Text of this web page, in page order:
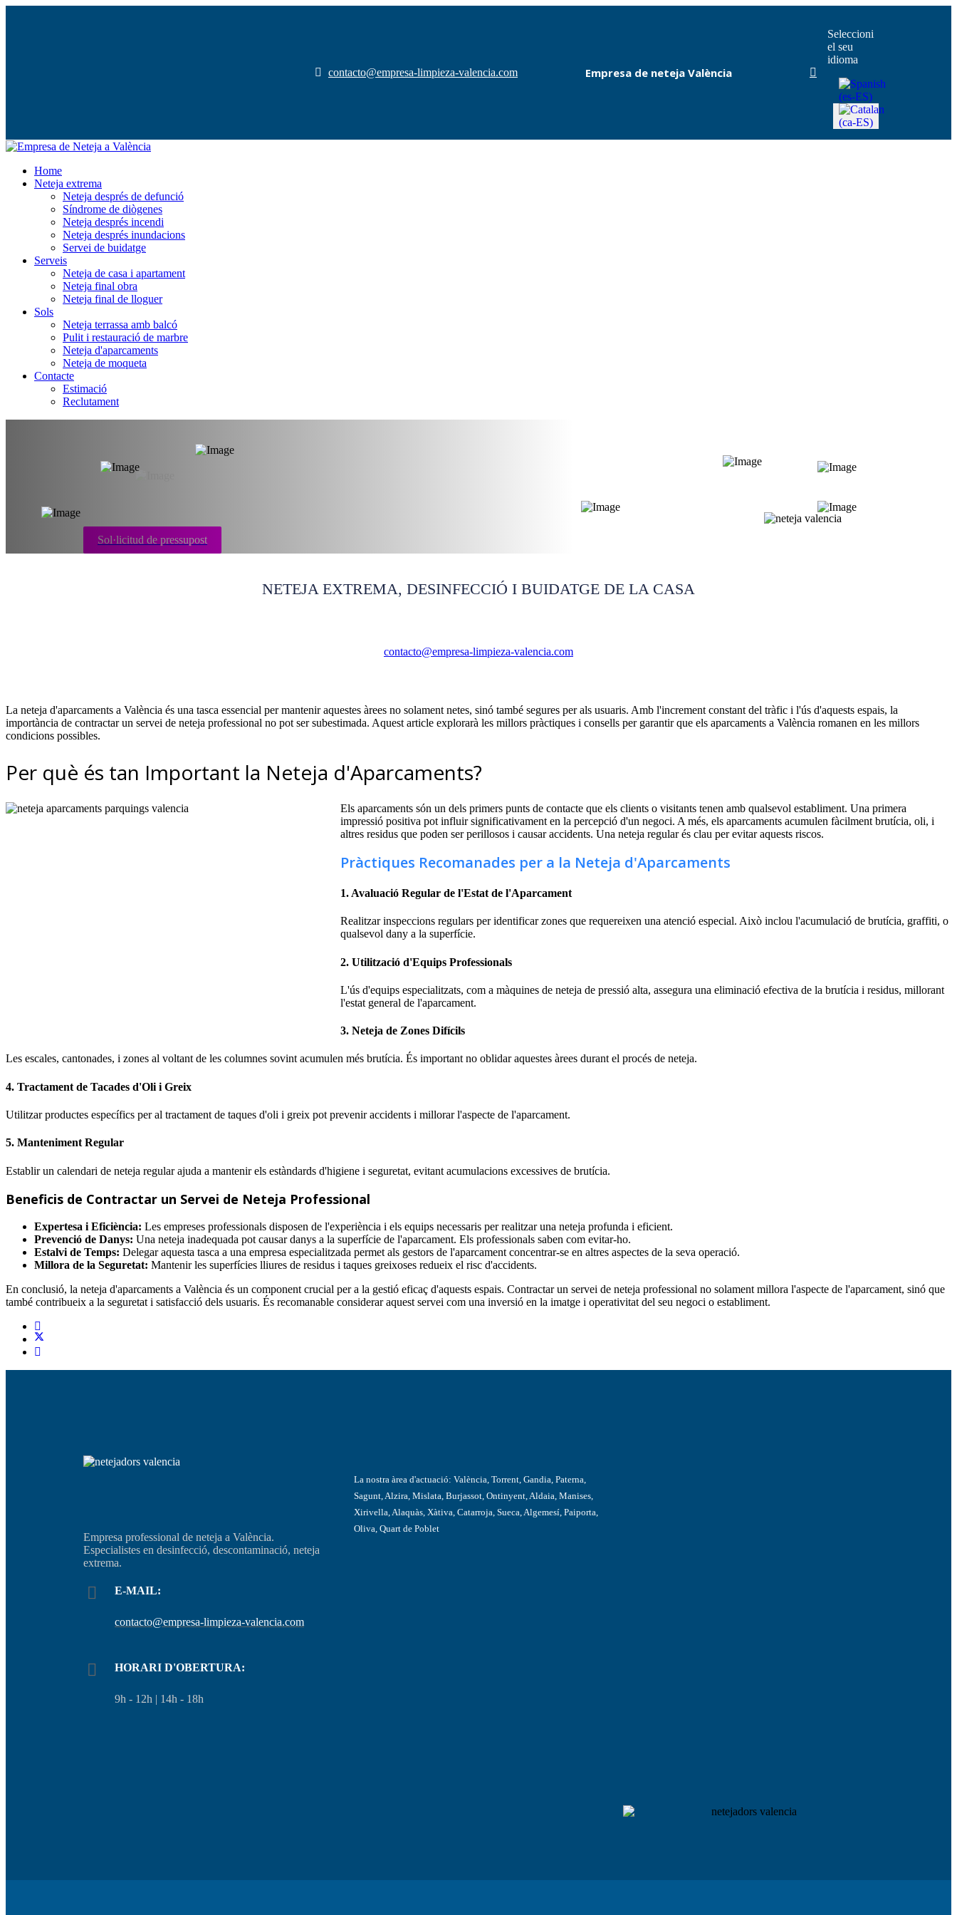
contacto@empresa-limpieza-valencia.com Empresa de neteja València
Seleccioni
el seu
idioma
Home
Neteja extrema
Neteja després de defunció
Síndrome de diògenes
Neteja després incendi
Neteja després inundacions
Servei de buidatge
Serveis
Neteja de casa i apartament
Neteja final obra
Neteja final de lloguer
Sols
Neteja terrassa amb balcó
Pulit i restauració de marbre
Neteja d'aparcaments
Neteja de moqueta
Contacte
Estimació
Reclutament
Neteja d'aparcaments València
Sol·licitud de pressupost
NETEJA EXTREMA, DESINFECCIÓ I BUIDATGE DE LA CASA
contacto@empresa-limpieza-valencia.com
La neteja d'aparcaments a València és una tasca essencial per mantenir aquestes àrees no solament netes, sinó també segures per als usuaris. Amb l'increment constant del tràfic i l'ús d'aquests espais, la
importància de contractar un servei de neteja professional no pot ser subestimada. Aquest article explorarà les millors pràctiques i consells per garantir que els aparcaments a València romanen en les millors
condicions possibles.
Per què és tan Important la Neteja d'Aparcaments?
Els aparcaments són un dels primers punts de contacte que els clients o visitants tenen amb qualsevol establiment. Una primera
impressió positiva pot influir significativament en la percepció d'un negoci. A més, els aparcaments acumulen fàcilment brutícia, oli, i
altres residus que poden ser perillosos i causar accidents. Una neteja regular és clau per evitar aquests riscos.
Pràctiques Recomanades per a la Neteja d'Aparcaments
1. Avaluació Regular de l'Estat de l'Aparcament
Realitzar inspeccions regulars per identificar zones que requereixen una atenció especial. Això inclou l'acumulació de brutícia, graffiti, o
qualsevol dany a la superfície.
2. Utilització d'Equips Professionals
L'ús d'equips especialitzats, com a màquines de neteja de pressió alta, assegura una eliminació efectiva de la brutícia i residus, millorant
l'estat general de l'aparcament.
3. Neteja de Zones Difícils
Les escales, cantonades, i zones al voltant de les columnes sovint acumulen més brutícia. És important no oblidar aquestes àrees durant el procés de neteja.
4. Tractament de Tacades d'Oli i Greix
Utilitzar productes específics per al tractament de taques d'oli i greix pot prevenir accidents i millorar l'aspecte de l'aparcament.
5. Manteniment Regular
Establir un calendari de neteja regular ajuda a mantenir els estàndards d'higiene i seguretat, evitant acumulacions excessives de brutícia.
Beneficis de Contractar un Servei de Neteja Professional
Expertesa i Eficiència: Les empreses professionals disposen de l'experiència i els equips necessaris per realitzar una neteja profunda i eficient.
Prevenció de Danys: Una neteja inadequada pot causar danys a la superfície de l'aparcament. Els professionals saben com evitar-ho.
Estalvi de Temps: Delegar aquesta tasca a una empresa especialitzada permet als gestors de l'aparcament concentrar-se en altres aspectes de la seva operació.
Millora de la Seguretat: Mantenir les superfícies lliures de residus i taques greixoses redueix el risc d'accidents.
En conclusió, la neteja d'aparcaments a València és un component crucial per a la gestió eficaç d'aquests espais. Contractar un servei de neteja professional no solament millora l'aspecte de l'aparcament, sinó que
també contribueix a la seguretat i satisfacció dels usuaris. És recomanable considerar aquest servei com una inversió en la imatge i operativitat del seu negoci o establiment.
Empresa professional de neteja a València.
Especialistes en desinfecció, descontaminació, neteja
extrema.
E-MAIL:
contacto@empresa-limpieza-valencia.com
HORARI D'OBERTURA:
9h - 12h | 14h - 18h
La nostra àrea d'actuació: València, Torrent, Gandia, Paterna,
Sagunt, Alzira, Mislata, Burjassot, Ontinyent, Aldaia, Manises,
Xirivella, Alaquàs, Xàtiva, Catarroja, Sueca, Algemesí, Paiporta,
Oliva, Quart de Poblet